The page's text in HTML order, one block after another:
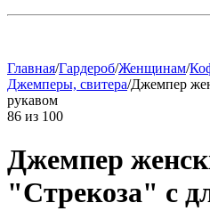
Главная/Гардероб/Женщинам/
Джемперы, свитера/Джемпер
рукавом
86 из 100
Джемпер
"Стрекоза" с